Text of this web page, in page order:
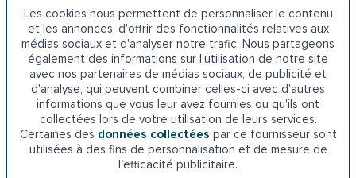
Les cookies nous permettent de personnaliser le contenu
et les annonces, d'offrir des fonctionnalités relatives aux
médias sociaux et d'analyser notre trafic. Nous partageons
également des informations sur l'utilisation de notre site
avec nos partenaires de médias sociaux, de publicité et
d'analyse, qui peuvent combiner celles-ci avec d'autres
informations que vous leur avez fournies ou qu'ils ont
collectées lors de votre utilisation de leurs services.
Certaines des données collectées par ce fournisseur sont
utilisées à des fins de personnalisation et de mesure de
l’efficacité publicitaire.
Que vous habitiez àRennes,Cesson-Sévigné,
Chantepie, ouPacé, notre réseau d’experts locaux assure
un service de proximité avec des interventions rapides et
efficaces.
Installation rapide, respect des délais
Nous planifions l’installation selon vos disponibilités pour
minimiser les perturbations dans votre quotidien. Notre